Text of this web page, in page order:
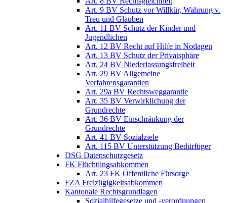
Art. 9 BV Schutz vor Willkür, Wahrung v.
Treu und Glauben
Art. 11 BV Schutz der Kinder und
Jugendlichen
Art. 12 BV Recht auf Hilfe in Notlagen
Art. 13 BV Schutz der Privatsphäre
Art. 24 BV Niederlassungsfreiheit
Art. 29 BV Allgemeine
Verfahrensgarantien
Art. 29a BV Rechtsweggarantie
Art. 35 BV Verwirklichung der
Grundrechte
Art. 36 BV Einschränkung der
Grundrechte
Art. 41 BV Sozialziele
Art. 115 BV Unterstützung Bedürftiger
DSG Datenschutzgesetz
FK Flüchtlingsabkommen
Art. 23 FK Öffentliche Fürsorge
FZA Freizügigkeitsabkommen
Kantonale Rechtsgrundlagen
Sozialhilfegesetze und -verordnungen